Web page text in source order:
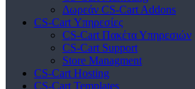
Δωρεάν CS-Cart Addons
CS-Cart Υπηρεσίες
CS-Cart Πακέτα Υπηρεσιών
CS-Cart Support
Store Managment
CS-Cart Hosting
CS-Cart Templates